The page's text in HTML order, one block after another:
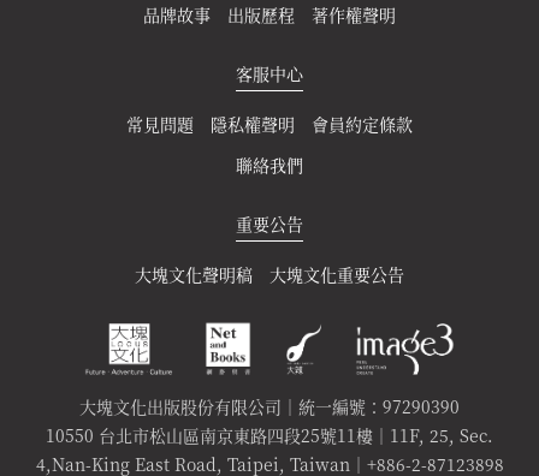
品牌故事 出版歷程 著作權聲明
客服中心
常見問題 隱私權聲明
會員約定條款
聯絡我們
重要公告
大塊文化聲明稿 大塊文化重要公告
大塊文化出版股份有限公司｜統一編號：97290390
10550 台北市松山區南京東路四段25號11樓｜11F, 25, Sec.
4,Nan-King East Road, Taipei, Taiwan｜+886-2-87123898